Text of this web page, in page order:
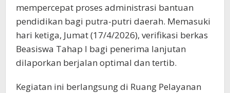
mempercepat proses administrasi bantuan
pendidikan bagi putra-putri daerah. Memasuki
hari ketiga, Jumat (17/4/2026), verifikasi berkas
Beasiswa Tahap I bagi penerima lanjutan
dilaporkan berjalan optimal dan tertib.
Kegiatan ini berlangsung di Ruang Pelayanan